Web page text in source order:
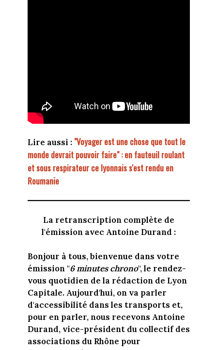
Lire aussi : "Voyager est une chose que tout le
monde devrait pouvoir faire" : en fauteuil roulant
et sous respirateur ce lyonnais s'est rendu en
Roumanie
La retranscription complète de
l'émission avec Antoine Durand :
Bonjour à tous, bienvenue dans votre
émission "6 minutes chrono", le rendez-
vous quotidien de la rédaction de Lyon
Capitale. Aujourd'hui, on va parler
d'accessibilité dans les transports et,
pour en parler, nous recevons Antoine
Durand, vice-président du collectif des
associations du Rhône pour